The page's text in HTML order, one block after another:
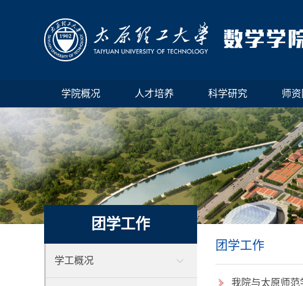
学院概况 人才培养 科学研究 师
团学工作
学工概况
团学工作
我院与太原师